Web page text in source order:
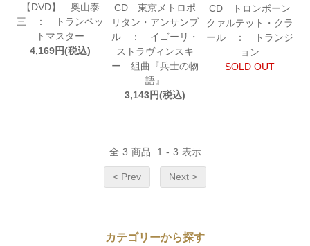
【DVD】 奥山泰
三 ： トランペッ
トマスター
4,169円(税込)
CD 東京メトロポ
リタン・アンサンブ
ル ： イゴーリ・
ストラヴィンスキ
ー 組曲『兵士の物
語』
3,143円(税込)
CD トロンボーン
クァルテット・クラ
ール ： トランジ
ョン
SOLD OUT
全 3 商品 1 - 3 表示
< Prev Next >
カテゴリーから探す